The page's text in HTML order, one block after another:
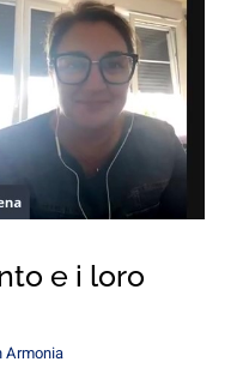
e i loro
Armonia